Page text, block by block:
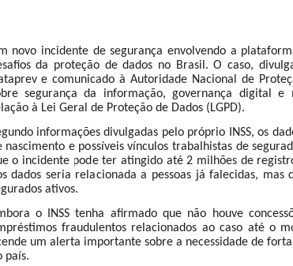
novo incidente de segurança envolvendo a
da proteção de dados no Brasil. O caso,
e comunicado à Autoridade Nacional de
segurança da informação, governança digital e
à Lei Geral de Proteção de Dados (LGPD).
informações divulgadas pelo próprio INSS, os
nascimento e possíveis vínculos trabalhistas de
o incidente pode ter atingido até 2 milhões de
dados seria relacionada a pessoas já falecidas,
ativos.
o INSS tenha afirmado que não houve
fraudulentos relacionados ao caso até o
um alerta importante sobre a necessidade de
país.